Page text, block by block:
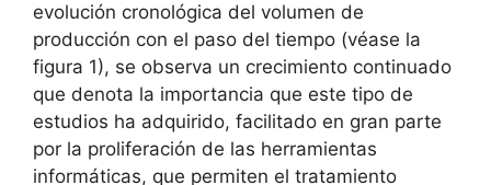
evolución cronológica del volumen de
producción con el paso del tiempo (véase la
figura 1), se observa un crecimiento continuado
que denota la importancia que este tipo de
estudios ha adquirido, facilitado en gran parte
por la proliferación de las herramientas
informáticas, que permiten el tratamiento